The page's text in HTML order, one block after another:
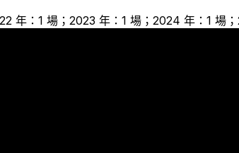
年：1 場；2023 年：1 場；2024 年：1 場